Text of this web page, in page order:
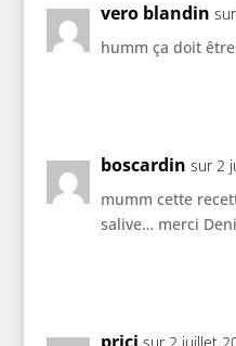
vero blandin
humm ça doit
boscardin sur 2
mumm cette
salive… merci